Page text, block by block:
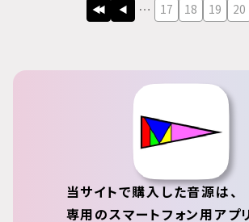
17 18 19 20
当サイトで購入した音源は、
専用のスマートフォン用アプ